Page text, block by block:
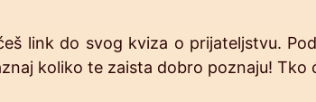
link do svog kviza o prijateljstvu.
koliko te zaista dobro poznaju!